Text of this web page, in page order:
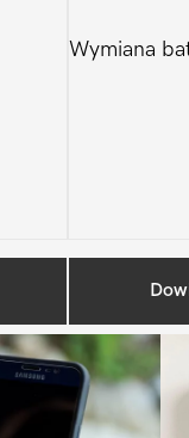
Wymiana